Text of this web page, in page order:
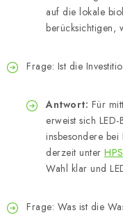
auf die lokale
berücksichtigen,
Frage: Ist die
Antwort: Für
erweist sich
insbesondere
derzeit unter HPS
Wahl klar und
Frage: Was ist die